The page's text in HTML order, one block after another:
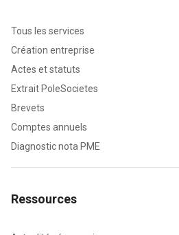
Tous les services
Création entreprise
Actes et statuts
Extrait PoleSocietes
Brevets
Comptes annuels
Diagnostic nota PME
Ressources